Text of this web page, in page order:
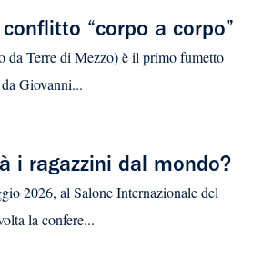
“corpo a corpo”
da Terre di Mezzo) è il primo fumetto
Giovanni...
i ragazzini dal mondo?
2026, al Salone Internazionale del
la confere...